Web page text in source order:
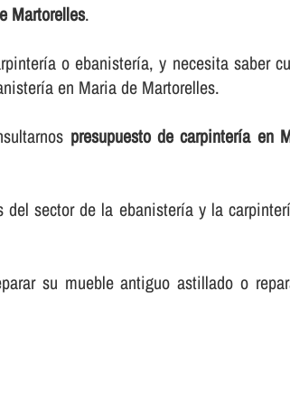
Martorelles.
o ebanisterí­a, y necesita saber
en Maria de Martorelles.
presupuesto de carpinterí­a en
sector de la ebanisterí­a y la
su mueble antiguo astillado o